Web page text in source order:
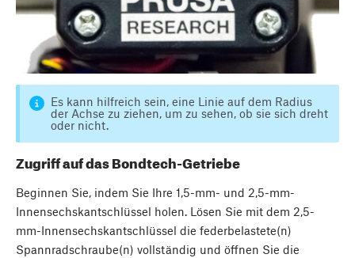
Es kann hilfreich sein, eine Linie auf dem Radius
der Achse zu ziehen, um zu sehen, ob sie sich dreht
oder nicht.
Zugriff auf das Bondtech-Getriebe
Beginnen Sie, indem Sie Ihre 1,5-mm- und 2,5-mm-
Innensechskantschlüssel holen. Lösen Sie mit dem 2,5-
mm-Innensechskantschlüssel die federbelastete(n)
Spannradschraube(n) vollständig und öffnen Sie die